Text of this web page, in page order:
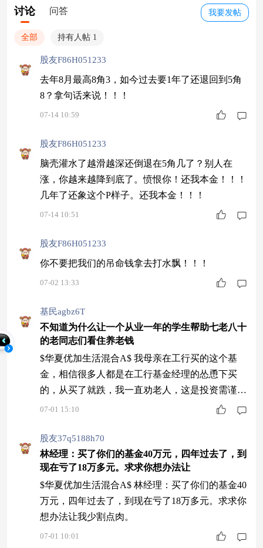
我要发帖
讨论 问答
全部 持有人帖 1
股友F86H051233
去年8月最高8角3，如今过去要1年了还退回到5角
8？拿句话来说！！！
07-14 10:59
股友F86H051233
脑壳灌水了越滑越深还倒退在5角几了？别人在
涨，你越来越降到底了。愤恨你！还我本金！！！
几年了还象这个P样子。还我本金！！！
07-14 10:51
股友F86H051233
你不要把我们的吊命钱拿去打水飘！！！
07-02 13:33
基民agbz6T
不知道为什么让一个从业一年的学生帮助七老八十
的老同志们看住养老钱
$华夏优加生活混合A$ 我母亲在工行买的这个基
金，相信很多人都是在工行基金经理的怂恿下买
的，从买了就跌，我一直劝老人，这是投资需谨
慎，既然这样了就别再想了。可我一个不关注股票
金经理为什么换股都是地产？哪来的胆量拿着大爷
大妈省吃俭用的钱练手，跌，就是为了让老同志们
的钱没了，因为他们的信任，基金经理就这么肆无
忌惮的，是非要逼出人命吗！就没人出来制止吗！
就没人
07-01 15:10
股友37q5188h70
林经理：买了你们的基金40万元，四年过去了，到
现在亏了18万多元。求求你想办法让
$华夏优加生活混合A$ 林经理：买了你们的基金40
万元，四年过去了，到现在亏了18万多元。求求你
想办法让我少割点肉。
07-01 10:01